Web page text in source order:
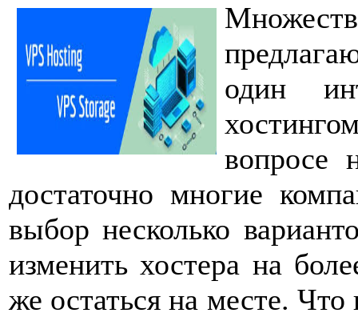
один
вопросе
достаточно многие
выбор несколько
изменить хостера на
же остаться на месте.